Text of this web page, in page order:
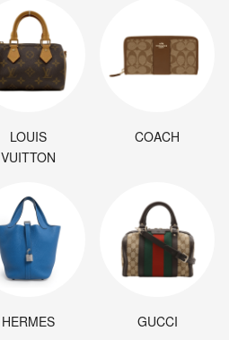
LOUIS
VUITTON
COACH
HERMES GUCCI